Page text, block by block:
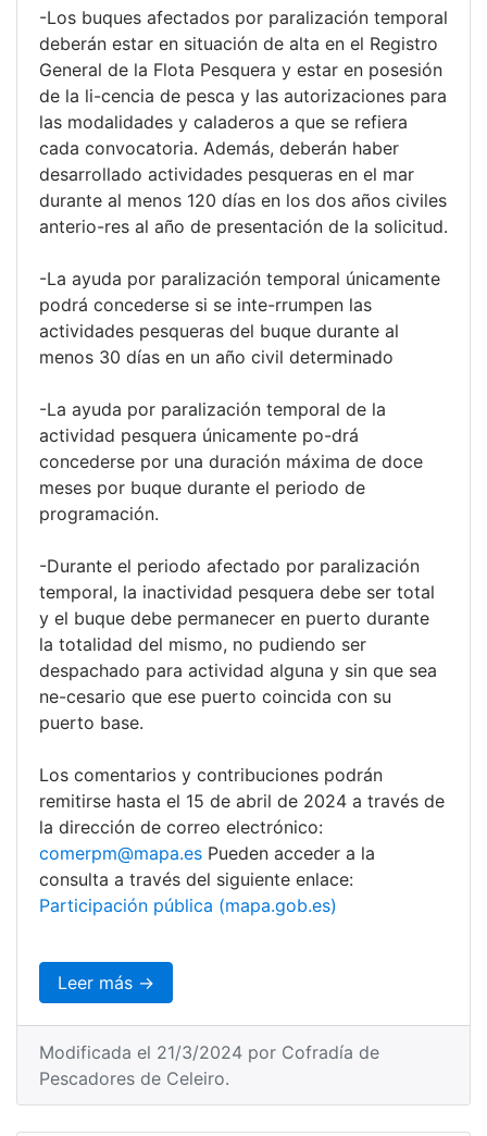
-Los buques afectados por paralización temporal
deberán estar en situación de alta en el Registro
General de la Flota Pesquera y estar en posesión
de la li-cencia de pesca y las autorizaciones para
las modalidades y caladeros a que se refiera
cada convocatoria. Además, deberán haber
desarrollado actividades pesqueras en el mar
durante al menos 120 días en los dos años civiles
anterio-res al año de presentación de la solicitud.
-La ayuda por paralización temporal únicamente
podrá concederse si se inte-rrumpen las
actividades pesqueras del buque durante al
menos 30 días en un año civil determinado
-La ayuda por paralización temporal de la
actividad pesquera únicamente po-drá
concederse por una duración máxima de doce
meses por buque durante el periodo de
programación.
-Durante el periodo afectado por paralización
temporal, la inactividad pesquera debe ser total
y el buque debe permanecer en puerto durante
la totalidad del mismo, no pudiendo ser
despachado para actividad alguna y sin que sea
ne-cesario que ese puerto coincida con su
puerto base.
Los comentarios y contribuciones podrán
remitirse hasta el 15 de abril de 2024 a través de
la dirección de correo electrónico:
comerpm@mapa.es Pueden acceder a la
consulta a través del siguiente enlace:
Participación pública (mapa.gob.es)
Leer más →
Modificada el 21/3/2024 por Cofradía de
Pescadores de Celeiro.